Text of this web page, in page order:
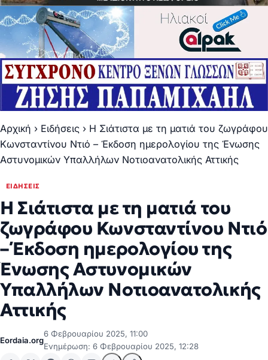
Αρχική › Ειδήσεις › Η Σιάτιστα με τη ματιά του ζωγράφου
Κωνσταντίνου Ντιό – Έκδοση ημερολογίου της Ένωσης
Αστυνομικών Υπαλλήλων Νοτιοανατολικής Αττικής
ΕΙΔΉΣΕΙΣ
Η Σιάτιστα με τη ματιά του
ζωγράφου Κωνσταντίνου Ντιό
– Έκδοση ημερολογίου της
Ένωσης Αστυνομικών
Υπαλλήλων Νοτιοανατολικής
Αττικής
Eordaia.org
6 Φεβρουαρίου 2025, 11:00
Ενημέρωση: 6 Φεβρουαρίου 2025, 12:28